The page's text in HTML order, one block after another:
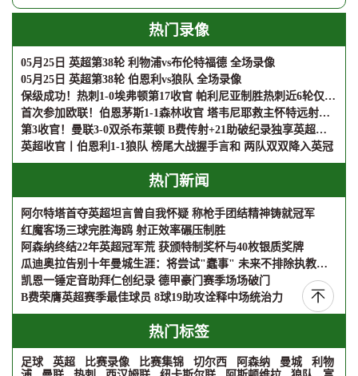
热门录像
05月25日 英超第38轮 利物浦vs布伦特福德 全场录像
05月25日 英超第38轮 伯恩利vs狼队 全场录像
保级成功！热刺1-0埃弗顿第17收官 帕利尼亚制胜热刺近6轮仅1负
首次参加欧联！伯恩茅斯1-1森林收官 塔韦尼耶救主怀特远射破门
第3收官！曼联3-0双杀布莱顿 B费传射+21助破纪录独享英超助攻王
英超收官丨伯恩利1-1狼队 榜尾大战握手言和 两队双双降入英冠
热门新闻
阿尔特塔首夺英超坦言曾自我怀疑 称枪手团结精神铸就冠军
红魔客场三球完胜海鸥 射正效率碾压制胜
阿森纳终结22年英超冠军荒 获颁特制奖杯与40枚银质奖牌
瓜迪奥拉告别十年曼城生涯：将尝试"蠢事" 未来不排除执教英格兰
凯恩一锤定音助拜仁创纪录 德甲豪门赛季场场破门
B费荣膺英超赛季最佳球员 8球19助攻诠释中场统治力
热门标签
足球 英超 比赛录像 比赛集锦 切尔西 阿森纳 曼城
利物